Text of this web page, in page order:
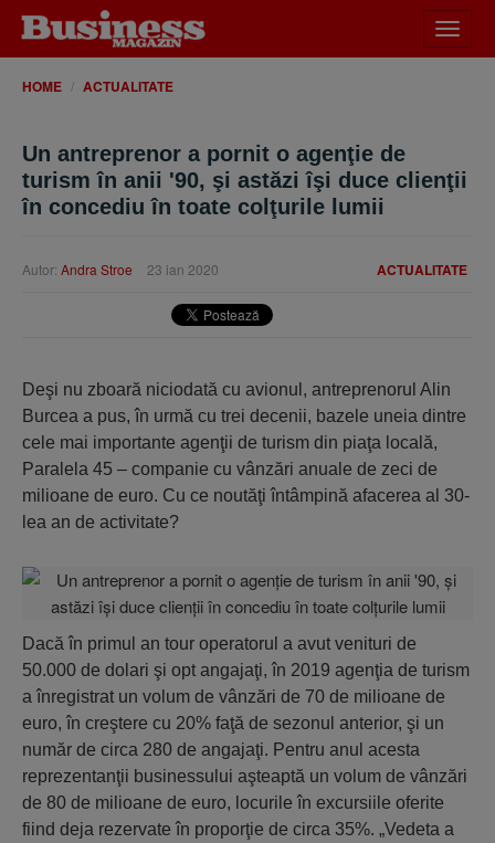
meniu
HOME ACTUALITATE
Un antreprenor a pornit o agenţie de
turism în anii '90, şi astăzi îşi duce clienţii
în concediu în toate colţurile lumii
ACTUALITATE
Autor: Andra Stroe 23 ian 2020
Deşi nu zboară niciodată cu avionul, antreprenorul Alin
Burcea a pus, în urmă cu trei decenii, bazele uneia dintre
cele mai importante agenţii de turism din piaţa locală,
Paralela 45 – companie cu vânzări anuale de zeci de
milioane de euro. Cu ce noutăţi întâmpină afacerea al 30-
lea an de activitate?
Dacă în primul an tour operatorul a avut venituri de
50.000 de dolari şi opt angajaţi, în 2019 agenţia de turism
a înregistrat un volum de vânzări de 70 de milioane de
euro, în creştere cu 20% faţă de sezonul anterior, şi un
număr de circa 280 de angajaţi. Pentru anul acesta
reprezentanţii businessului aşteaptă un volum de vânzări
de 80 de milioane de euro, locurile în excursiile oferite
fiind deja rezervate în proporţie de circa 35%. „Vedeta a